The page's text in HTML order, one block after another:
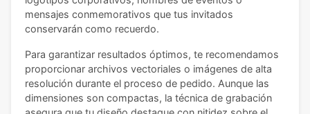
mensajes conmemorativos que tus invitados
conservarán como recuerdo.
Para garantizar resultados óptimos, te recomendamos
proporcionar archivos vectoriales o imágenes de alta
resolución durante el proceso de pedido. Aunque las
dimensiones son compactas, la técnica de grabación